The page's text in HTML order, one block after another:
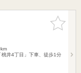
お気に入
りに追加
井4丁目」下車、徒歩1分